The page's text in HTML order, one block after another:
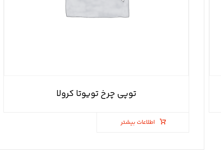
توپی چرخ تویوتا کرولا
اطلاعات بیشتر